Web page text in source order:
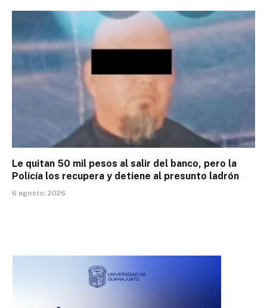
Le quitan 50 mil pesos al salir del banco, pero la
Policía los recupera y detiene al presunto ladrón
6 agosto, 2026